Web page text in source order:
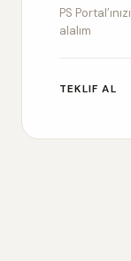
PS
alalım
TEKLIF AL